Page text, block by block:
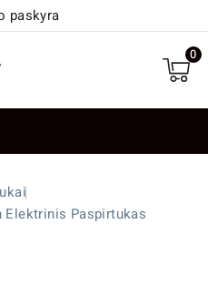
paskyra
0
Elektrinis Paspirtukas